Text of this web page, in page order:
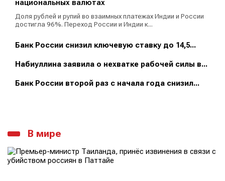
национальных валютах
Доля рублей и рупий во взаимных платежах Индии и России
достигла 96%. Переход России и Индии к...
Банк России снизил ключевую ставку до 14,5...
Набиуллина заявила о нехватке рабочей силы в...
Банк России второй раз с начала года снизил...
В мире